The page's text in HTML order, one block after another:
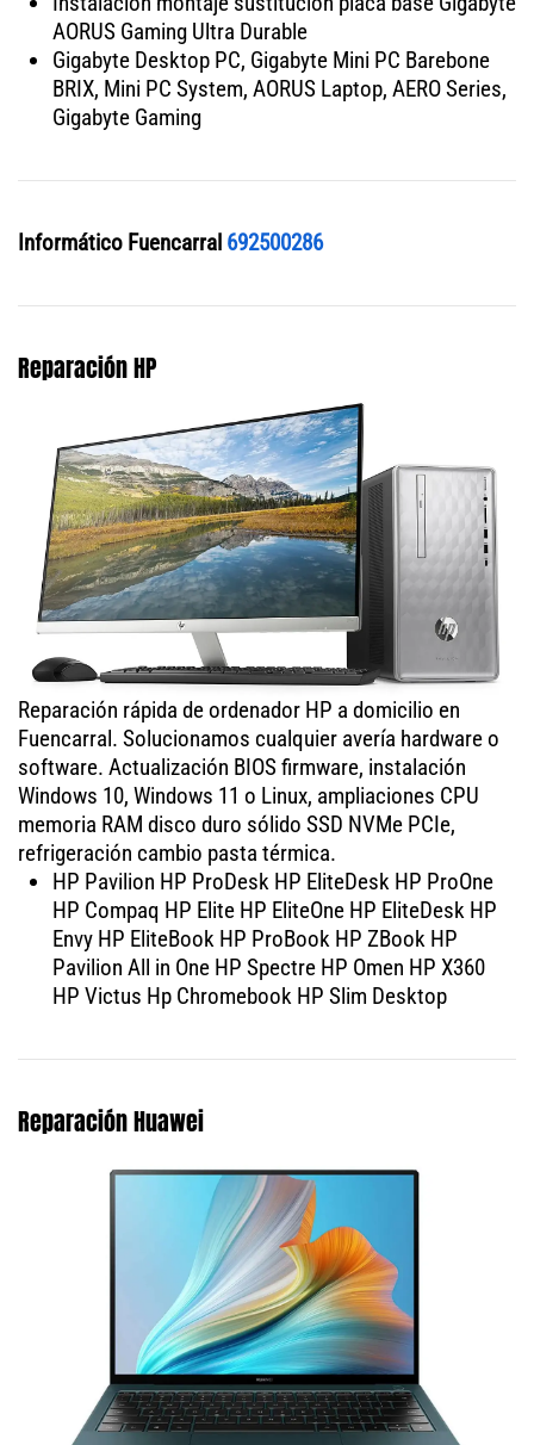
AORUS Gaming Ultra Durable
Gigabyte Desktop PC, Gigabyte Mini PC Barebone
BRIX, Mini PC System, AORUS Laptop, AERO Series,
Gigabyte Gaming
Informático Fuencarral 692500286
Reparación HP
Reparación rápida de ordenador HP a domicilio en
Fuencarral. Solucionamos cualquier avería hardware o
software. Actualización BIOS firmware, instalación
Windows 10, Windows 11 o Linux, ampliaciones CPU
memoria RAM disco duro sólido SSD NVMe PCIe,
refrigeración cambio pasta térmica.
HP Pavilion HP ProDesk HP EliteDesk HP ProOne
HP Compaq HP Elite HP EliteOne HP EliteDesk HP
Envy HP EliteBook HP ProBook HP ZBook HP
Pavilion All in One HP Spectre HP Omen HP X360
HP Victus Hp Chromebook HP Slim Desktop
Reparación Huawei